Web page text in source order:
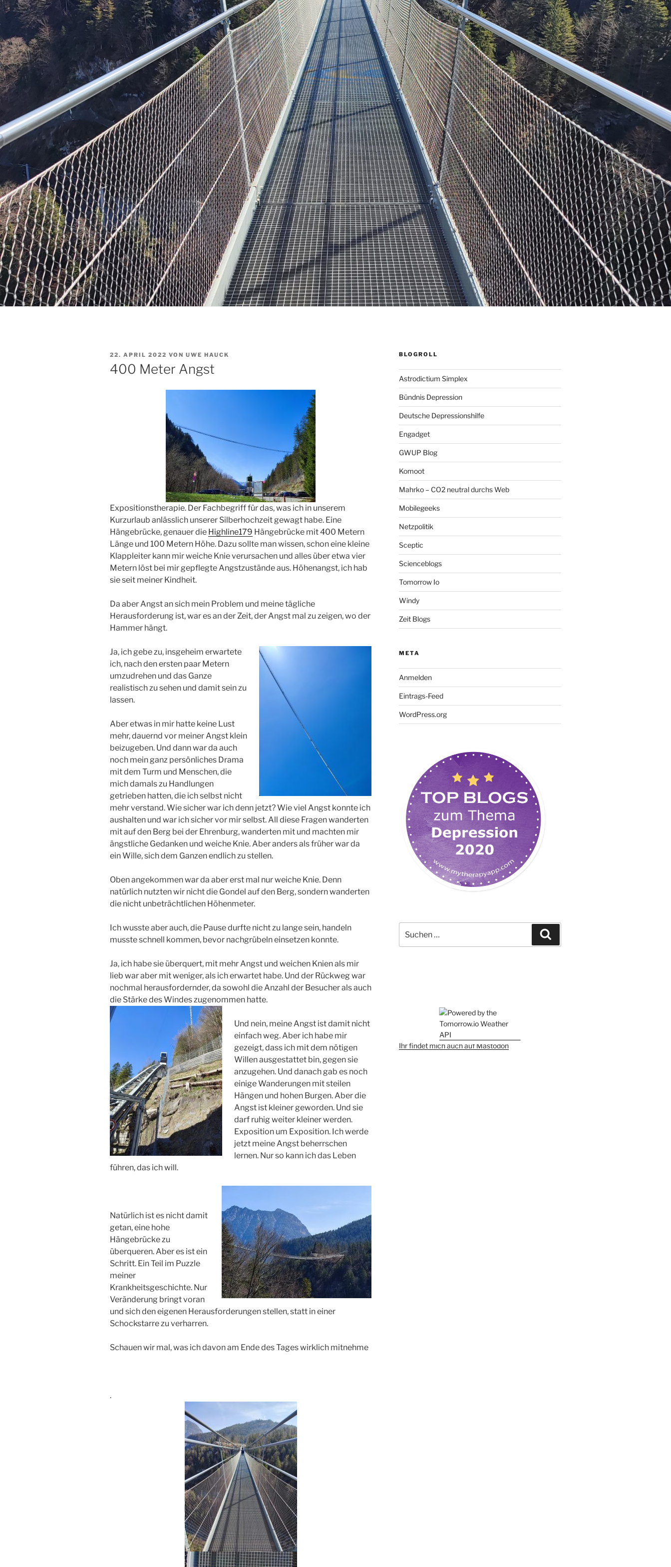
VERÖFFENTLICHT
AM
22. APRIL 2022 VON UWE HAUCK
400 Meter Angst
Expositionstherapie. Der Fachbegriff für das, was ich in unserem
Kurzurlaub anlässlich unserer Silberhochzeit gewagt habe. Eine
Hängebrücke, genauer die Highline179 Hängebrücke mit 400 Metern
Länge und 100 Metern Höhe. Dazu sollte man wissen, schon eine kleine
Klappleiter kann mir weiche Knie verursachen und alles über etwa vier
Metern löst bei mir gepflegte Angstzustände aus. Höhenangst, ich hab
sie seit meiner Kindheit.
Da aber Angst an sich mein Problem und meine tägliche
Herausforderung ist, war es an der Zeit, der Angst mal zu zeigen, wo der
Hammer hängt.
Ja, ich gebe zu, insgeheim erwartete
ich, nach den ersten paar Metern
umzudrehen und das Ganze
realistisch zu sehen und damit sein zu
lassen.
Aber etwas in mir hatte keine Lust
mehr, dauernd vor meiner Angst klein
beizugeben. Und dann war da auch
noch mein ganz persönliches Drama
mit dem Turm und Menschen, die
mich damals zu Handlungen
getrieben hatten, die ich selbst nicht
mehr verstand. Wie sicher war ich denn jetzt? Wie viel Angst konnte ich
aushalten und war ich sicher vor mir selbst. All diese Fragen wanderten
mit auf den Berg bei der Ehrenburg, wanderten mit und machten mir
ängstliche Gedanken und weiche Knie. Aber anders als früher war da
ein Wille, sich dem Ganzen endlich zu stellen.
Oben angekommen war da aber erst mal nur weiche Knie. Denn
natürlich nutzten wir nicht die Gondel auf den Berg, sondern wanderten
die nicht unbeträchtlichen Höhenmeter.
Ich wusste aber auch, die Pause durfte nicht zu lange sein, handeln
musste schnell kommen, bevor nachgrübeln einsetzen konnte.
Ja, ich habe sie überquert, mit mehr Angst und weichen Knien als mir
lieb war aber mit weniger, als ich erwartet habe. Und der Rückweg war
nochmal herausfordernder, da sowohl die Anzahl der Besucher als auch
die Stärke des Windes zugenommen hatte.
Und nein, meine Angst ist damit nicht
einfach weg. Aber ich habe mir
gezeigt, dass ich mit dem nötigen
Willen ausgestattet bin, gegen sie
anzugehen. Und danach gab es noch
einige Wanderungen mit steilen
Hängen und hohen Burgen. Aber die
Angst ist kleiner geworden. Und sie
darf ruhig weiter kleiner werden.
Exposition um Exposition. Ich werde
jetzt meine Angst beherrschen
lernen. Nur so kann ich das Leben
führen, das ich will.
Natürlich ist es nicht damit
getan, eine hohe
Hängebrücke zu
überqueren. Aber es ist ein
Schritt. Ein Teil im Puzzle
meiner
Krankheitsgeschichte. Nur
Veränderung bringt voran
und sich den eigenen Herausforderungen stellen, statt in einer
Schockstarre zu verharren.
Schauen wir mal, was ich davon am Ende des Tages wirklich mitnehme
.
BLOGROLL
Astrodictium Simplex
Bündnis Depression
Deutsche Depressionshilfe
Engadget
GWUP Blog
Komoot
Mahrko – CO2 neutral durchs Web
Mobilegeeks
Netzpolitik
Sceptic
Scienceblogs
Tomorrow Io
Windy
Zeit Blogs
META
Anmelden
Eintrags-Feed
WordPress.org
nach:
Ihr findet mich auch auf Mastodon